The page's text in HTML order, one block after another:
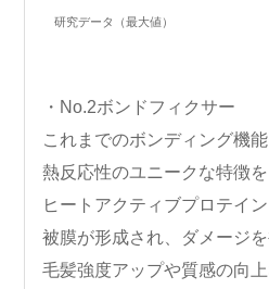
研究データ（最大値）
・No.2ボンドフィクサー
これまでのボンディング機能
熱反応性のユニークな特徴
ヒートアクティブプロテイ
被膜が形成され、ダメージを
毛髪強度アップや質感の向